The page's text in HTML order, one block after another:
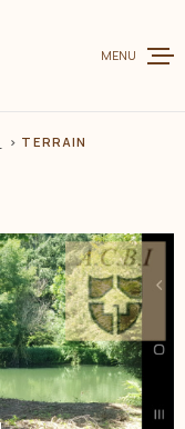
VENTE
LOCATION
CHARME
ESTIMER
BIEN
MENU
TERRAIN